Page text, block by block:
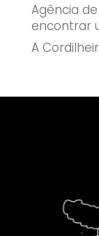
Agência
encontrar
A